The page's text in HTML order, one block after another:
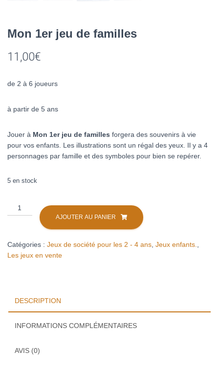
Mon 1er jeu de familles
11,00€
de 2 à 6 joueurs
à partir de 5 ans
Jouer à Mon 1er jeu de familles forgera des souvenirs à vie
pour vos enfants. Les illustrations sont un régal des yeux. Il y a 4
personnages par famille et des symboles pour bien se repérer.
5 en stock
quantité
de
jeu
de
AJOUTER AU PANIER
Catégories : Jeux de société pour les 2 - 4 ans Jeux enfants.
Les jeux en vente
DESCRIPTION
INFORMATIONS COMPLÉMENTAIRES
AVIS (0)